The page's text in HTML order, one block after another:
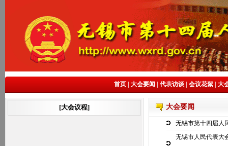
首页 大会要闻 代表访谈 会议花絮 大
[大会议程] 大会要闻
无锡市第十四届人
无锡市人民代表大